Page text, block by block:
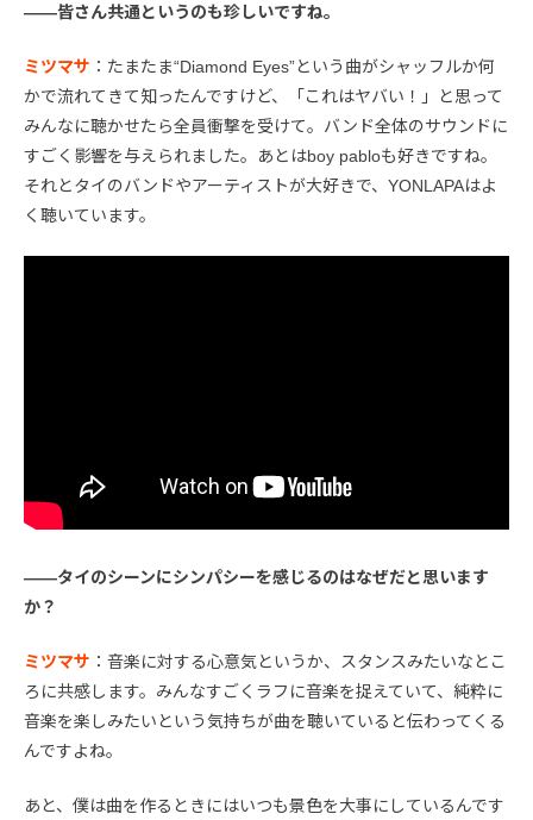
――皆さん共通というのも珍しいですね。
ミツマサ ：たまたま“Diamond Eyes”という曲がシャッフルか何
かで流れてきて知ったんですけど、「これはヤバい！」と思って
みんなに聴かせたら全員衝撃を受けて。バンド全体のサウンドに
すごく影響を与えられました。あとはboy pabloも好きですね。
それとタイのバンドやアーティストが大好きで、YONLAPAはよ
く聴いています。
――タイのシーンにシンパシーを感じるのはなぜだと思います
か？
ミツマサ ：音楽に対する心意気というか、スタンスみたいなとこ
ろに共感します。みんなすごくラフに音楽を捉えていて、純粋に
音楽を楽しみたいという気持ちが曲を聴いていると伝わってくる
んですよね。
あと、僕は曲を作るときにはいつも景色を大事にしているんです